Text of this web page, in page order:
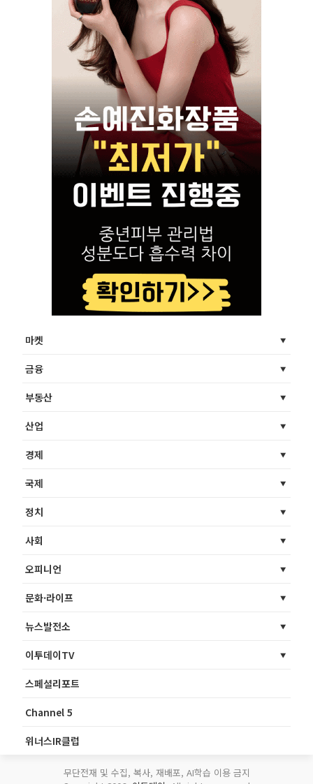
마켓
금융
부동산
산업
경제
국제
정치
사회
오피니언
문화·라이프
뉴스발전소
이투데이TV
스페셜리포트
Channel 5
위너스IR클럽
무단전재 및 수집, 복사, 재배포, AI학습 이용 금지